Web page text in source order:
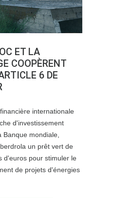
ET LA
COOPÈRENT
6 DE
internationale
d'investissement
Banque mondiale,
un prêt vert de
d'euros pour stimuler le
de projets d'énergies